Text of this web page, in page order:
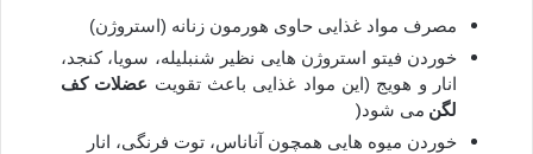
مصرف مواد غذایی حاوی هورمون زنانه (استروژن)
خوردن فیتو استروژن هایی نظیر شنبلیله، سویا، کنجد،
انار و هویج (این مواد غذایی باعث تقویت عضلات کف
لگن می شود)
خوردن میوه هایی همچون آناناس، توت فرنگی، انار